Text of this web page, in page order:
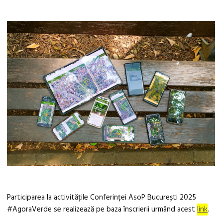
Participarea la activitățile Conferinței AsoP București 2025
#AgoraVerde se realizează pe baza înscrierii urmând acestlink.